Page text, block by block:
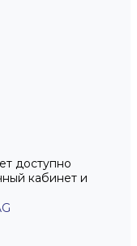
доступно
кабинет и